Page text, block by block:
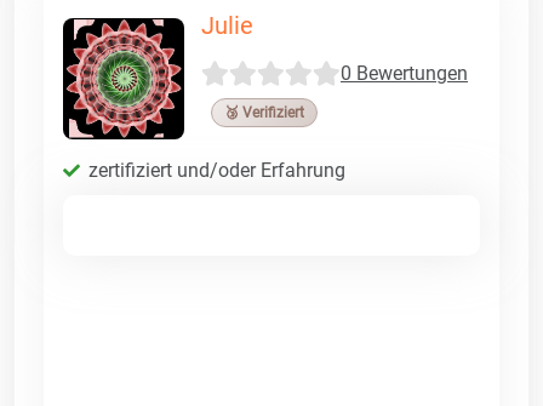
Julie
0 Bewertungen
🥉 Verifiziert
zertifiziert und/oder Erfahrung